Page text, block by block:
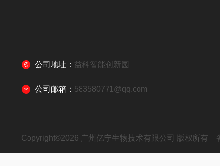
公司地址： 益科智能创新园
公司邮箱： 583580771@qq.com
Copyright©2026 广州亿宁生物技术有限公司 版权所有